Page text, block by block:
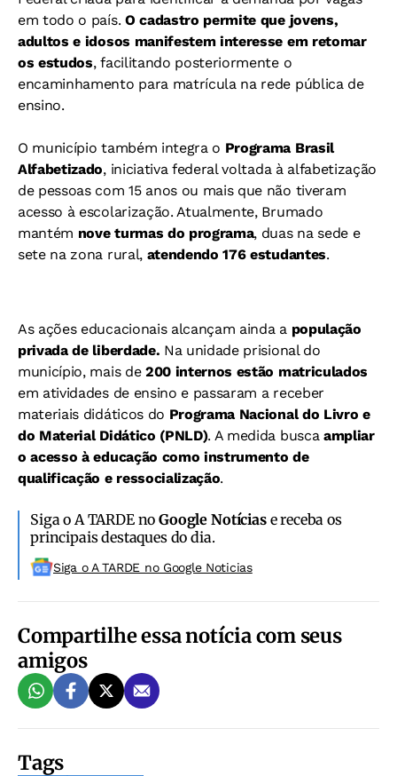
em todo o país. O cadastro permite que jovens,
adultos e idosos manifestem interesse em retomar
os estudos, facilitando posteriormente o
encaminhamento para matrícula na rede pública de
ensino.
O município também integra o Programa Brasil
Alfabetizado, iniciativa federal voltada à alfabetização
de pessoas com 15 anos ou mais que não tiveram
acesso à escolarização. Atualmente, Brumado
mantém nove turmas do programa, duas na sede e
sete na zona rural, atendendo 176 estudantes.
As ações educacionais alcançam ainda a população
privada de liberdade. Na unidade prisional do
município, mais de200 internos estão matriculados
em atividades de ensino e passaram a receber
materiais didáticos do Programa Nacional do Livro e
do Material Didático (PNLD). A medida busca ampliar
o acesso à educação como instrumento de
qualificação e ressocialização.
Siga o A TARDE noGoogle Notíciase receba os
principais destaques do dia.
Siga o A TARDE no Google Noticias
Compartilhe essa notícia com seus
amigos
Tags